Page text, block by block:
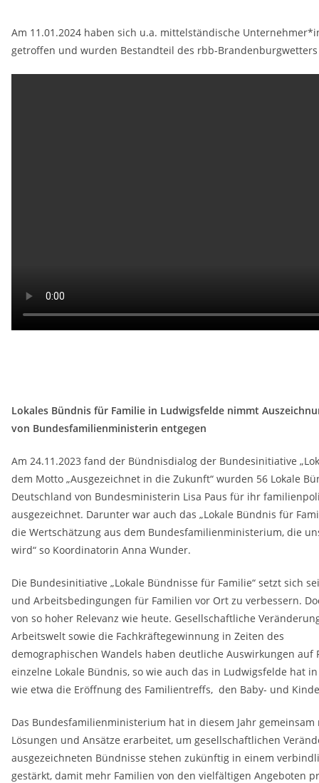
Am 11.01.2024 haben sich u.a. mittelständische
getroffen und wurden Bestandteil des rbb-
Lokales Bündnis für Familie in Ludwigsfelde nimmt
von Bundesfamilienministerin entgegen
Am 24.11.2023 fand der Bündnisdialog der Bundesinitiative
dem Motto „Ausgezeichnet in die Zukunft“ wurden 56 Lokale
Deutschland von Bundesministerin Lisa Paus für ihr
ausgezeichnet. Darunter war auch das „Lokale Bündnis für
die Wertschätzung aus dem Bundesfamilienministerium, die
wird“ so Koordinatorin Anna Wunder.
Die Bundesinitiative „Lokale Bündnisse für Familie“ setzt sich
und Arbeitsbedingungen für Familien vor Ort zu verbessern.
von so hoher Relevanz wie heute. Gesellschaftliche
Arbeitswelt sowie die Fachkräftegewinnung in Zeiten des
demographischen Wandels haben deutliche Auswirkungen auf
einzelne Lokale Bündnis, so wie auch das in Ludwigsfelde hat
wie etwa die Eröffnung des Familientreffs, den Baby- und
Das Bundesfamilienministerium hat in diesem Jahr
Lösungen und Ansätze erarbeitet, um gesellschaftlichen
ausgezeichneten Bündnisse stehen zukünftig in einem
gestärkt, damit mehr Familien von den vielfältigen Angeboten